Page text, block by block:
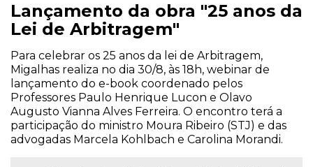
Lançamento da obra "25 anos da
Lei de Arbitragem"
Para celebrar os 25 anos da lei de Arbitragem,
Migalhas realiza no dia 30/8, às 18h, webinar de
lançamento do e-book coordenado pelos
Professores Paulo Henrique Lucon e Olavo
Augusto Vianna Alves Ferreira. O encontro terá a
participação do ministro Moura Ribeiro (STJ) e das
advogadas Marcela Kohlbach e Carolina Morandi.